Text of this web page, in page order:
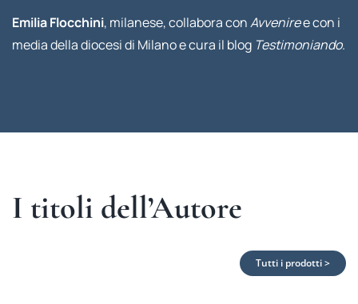
Emilia Flocchini, milanese, collabora conAvveniree con i
media della diocesi di Milano e cura il blog Testimoniando.
I titoli dell’Autore
Tutti i prodotti >